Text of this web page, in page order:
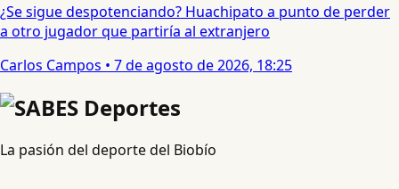
¿Se sigue despotenciando? Huachipato a punto de perder
a otro jugador que partiría al extranjero
Carlos Campos • 7 de agosto de 2026, 18:25
La pasión del deporte del Biobío